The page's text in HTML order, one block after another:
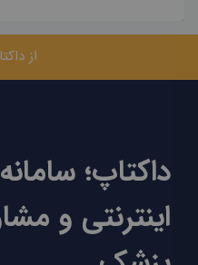
از
داکتاپ؛
اینترنتی و